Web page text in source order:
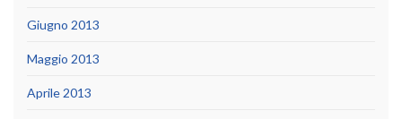
Giugno 2013
Maggio 2013
Aprile 2013